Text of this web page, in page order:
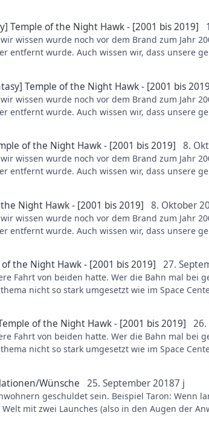
losgeschickt wird plus die längeren
viel herumrechnen um zu erkennen, dass
funktioniert. Und das man gerade in
Temple of the Night Hawk - [2001 bis 2019]
wissen wurde noch vor dem Brand zum Jahr
entfernt wurde. Auch wissen wir, dass unsere
Eröffnung von Wuze Town 2001 die
nur ein Provisorium für vielleicht 1-3 Jahre
Temple of the Night Hawk - [2001 bis
wissen wurde noch vor dem Brand zum Jahr
entfernt wurde. Auch wissen wir, dass unsere
Eröffnung von Wuze Town 2001 die
nur ein Provisorium für vielleicht 1-3 Jahre
of the Night Hawk - [2001 bis 2019] 8.
wissen wurde noch vor dem Brand zum Jahr
entfernt wurde. Auch wissen wir, dass unsere
Eröffnung von Wuze Town 2001 die
nur ein Provisorium für vielleicht 1-3 Jahre
Night Hawk - [2001 bis 2019] 8. Oktober
wissen wurde noch vor dem Brand zum Jahr
entfernt wurde. Auch wissen wir, dass unsere
Eröffnung von Wuze Town 2001 die
nur ein Provisorium für vielleicht 1-3 Jahre
the Night Hawk - [2001 bis 2019] 27.
Fahrt von beiden hatte. Wer die Bahn mal bei
nicht so stark umgesetzt wie im Space
weil sie eben die erste große Attraktion für
hätte? Glaube ich nicht.
of the Night Hawk - [2001 bis 2019]
Fahrt von beiden hatte. Wer die Bahn mal bei
nicht so stark umgesetzt wie im Space
weil sie eben die erste große Attraktion für
hätte? Glaube ich nicht.
Wünsche 25. September 20187 j
geschuldet sein. Beispiel Taron: Wenn
mit zwei Launches (also in den Augen der